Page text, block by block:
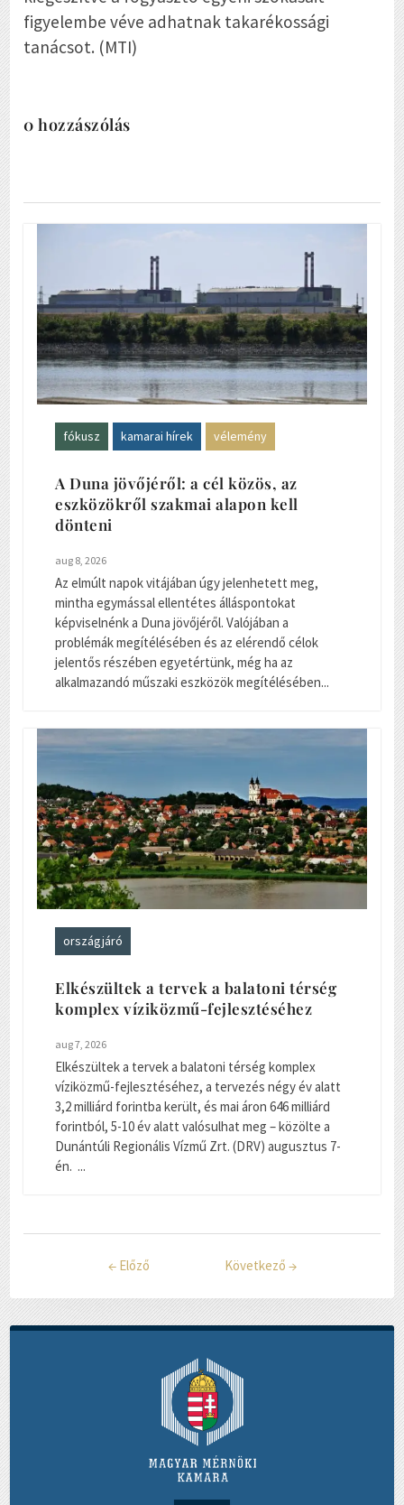
figyelembe véve adhatnak takarékossági
tanácsot. (MTI)
0 hozzászólás
fókusz kamarai hírek vélemény
A Duna jövőjéről: a cél közös, az
eszközökről szakmai alapon kell
dönteni
aug 8, 2026
Az elmúlt napok vitájában úgy jelenhetett meg,
mintha egymással ellentétes álláspontokat
képviselnénk a Duna jövőjéről. Valójában a
problémák megítélésében és az elérendő célok
jelentős részében egyetértünk, még ha az
alkalmazandó műszaki eszközök megítélésében...
országjáró
Elkészültek a tervek a balatoni térség
komplex víziközmű-fejlesztéséhez
aug 7, 2026
Elkészültek a tervek a balatoni térség komplex
víziközmű-fejlesztéséhez, a tervezés négy év alatt
3,2 milliárd forintba került, és mai áron 646 milliárd
forintból, 5-10 év alatt valósulhat meg – közölte a
Dunántúli Regionális Vízmű Zrt. (DRV) augusztus 7-
én. ...
← Előző Következő →